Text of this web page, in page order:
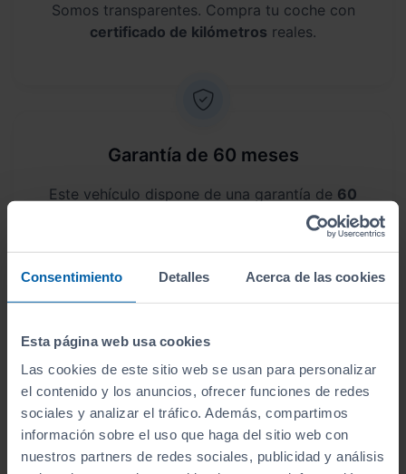
Consentimiento Detalles Acerca de las cookies
Esta página web usa cookies
Las cookies de este sitio web se usan para personalizar
el contenido y los anuncios, ofrecer funciones de redes
sociales y analizar el tráfico. Además, compartimos
información sobre el uso que haga del sitio web con
nuestros partners de redes sociales, publicidad y análisis
Somos transparentes. Compra tu coche con
certificado de kilómetros reales.
Garantía de 60 meses
Este vehículo dispone de una garantía de 60
Envío a domicilio
Sin desplazamientos, te lo llevamos a casa. Antes
de lo que crees, lo tendrás en tus manos.